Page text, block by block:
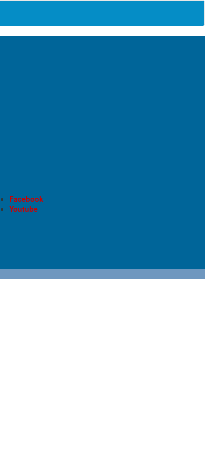
Facebook
Youtube